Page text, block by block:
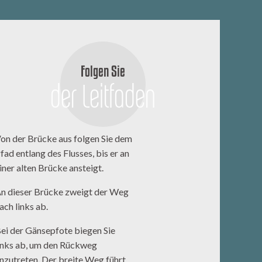
Folgen Sie
der Leitfaden
der Brücke aus folgen Sie dem
entlang des Flusses, bis er an
alten Brücke ansteigt.
dieser Brücke zweigt der Weg
links ab.
der Gänsepfote biegen Sie
ab, um den Rückweg
Der breite Weg führt